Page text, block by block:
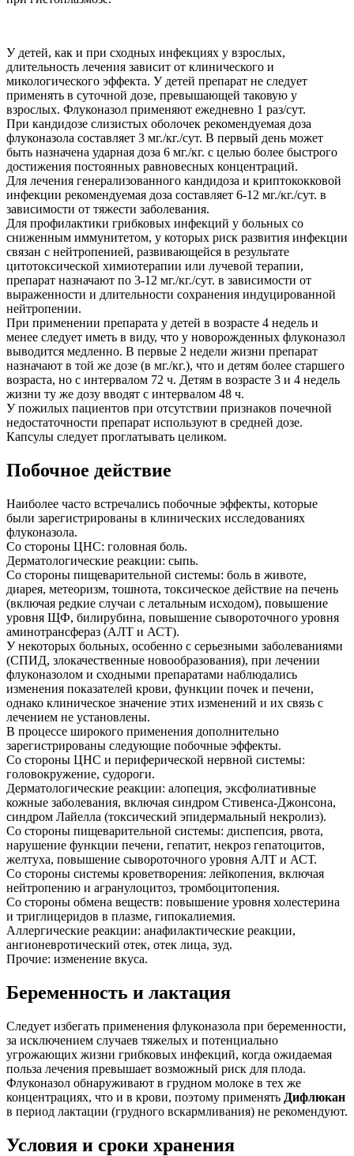
У детей, как и при сходных инфекциях у взрослых,
длительность лечения зависит от клинического и
микологического эффекта. У детей препарат не следует
применять в суточной дозе, превышающей таковую у
взрослых. Флуконазол применяют ежедневно 1 раз/сут.
При кандидозе слизистых оболочек рекомендуемая доза
флуконазола составляет 3 мг./кг./сут. В первый день может
быть назначена ударная доза 6 мг./кг. с целью более быстрого
достижения постоянных равновесных концентраций.
Для лечения генерализованного кандидоза и криптококковой
инфекции рекомендуемая доза составляет 6-12 мг./кг./сут. в
зависимости от тяжести заболевания.
Для профилактики грибковых инфекций у больных со
сниженным иммунитетом, у которых риск развития инфекции
связан с нейтропенией, развивающейся в результате
цитотоксической химиотерапии или лучевой терапии,
препарат назначают по 3-12 мг./кг./сут. в зависимости от
выраженности и длительности сохранения индуцированной
нейтропении.
При применении препарата у детей в возрасте 4 недель и
менее следует иметь в виду, что у новорожденных флуконазол
выводится медленно. В первые 2 недели жизни препарат
назначают в той же дозе (в мг./кг.), что и детям более старшего
возраста, но с интервалом 72 ч. Детям в возрасте 3 и 4 недель
жизни ту же дозу вводят с интервалом 48 ч.
У пожилых пациентов при отсутствии признаков почечной
недостаточности препарат используют в средней дозе.
Капсулы следует проглатывать целиком.
Побочное действие
Наиболее часто встречались побочные эффекты, которые
были зарегистрированы в клинических исследованиях
флуконазола.
Со стороны ЦНС: головная боль.
Дерматологические реакции: сыпь.
Со стороны пищеварительной системы: боль в животе,
диарея, метеоризм, тошнота, токсическое действие на печень
(включая редкие случаи с летальным исходом), повышение
уровня ЩФ, билирубина, повышение сывороточного уровня
аминотрансфераз (АЛТ и АСТ).
У некоторых больных, особенно с серьезными заболеваниями
(СПИД, злокачественные новообразования), при лечении
флуконазолом и сходными препаратами наблюдались
изменения показателей крови, функции почек и печени,
однако клиническое значение этих изменений и их связь с
лечением не установлены.
В процессе широкого применения дополнительно
зарегистрированы следующие побочные эффекты.
Со стороны ЦНС и периферической нервной системы:
головокружение, судороги.
Дерматологические реакции: алопеция, эксфолиативные
кожные заболевания, включая синдром Стивенса-Джонсона,
синдром Лайелла (токсический эпидермальный некролиз).
Со стороны пищеварительной системы: диспепсия, рвота,
нарушение функции печени, гепатит, некроз гепатоцитов,
желтуха, повышение сывороточного уровня АЛТ и АСТ.
Со стороны системы кроветворения: лейкопения, включая
нейтропению и агранулоцитоз, тромбоцитопения.
Со стороны обмена веществ: повышение уровня холестерина
и триглицеридов в плазме, гипокалиемия.
Аллергические реакции: анафилактические реакции,
ангионевротический отек, отек лица, зуд.
Прочие: изменение вкуса.
Беременность и лактация
Следует избегать применения флуконазола при беременности,
за исключением случаев тяжелых и потенциально
угрожающих жизни грибковых инфекций, когда ожидаемая
польза лечения превышает возможный риск для плода.
Флуконазол обнаруживают в грудном молоке в тех же
концентрациях, что и в крови, поэтому применять Дифлюкан
в период лактации (грудного вскармливания) не рекомендуют.
Условия и сроки хранения